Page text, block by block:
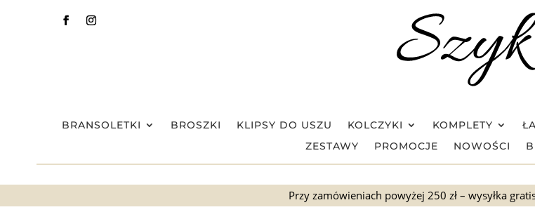
BRANSOLETKI BROSZKI KLIPSY DO USZU KOLCZYKI KOMPLETY
ZESTAWY
PROMOCJE NOWOŚCI
Przy zamówieniach powyżej 250 zł – wysyłka